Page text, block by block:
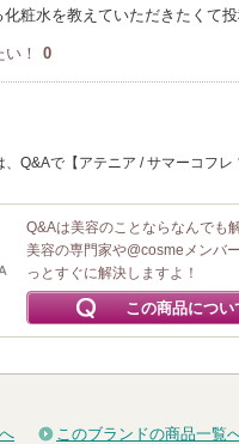
粧水を教えていただきたくて
！ 0
Q&Aで【アテニア / サマーコフ
Q&Aは美容のことならなんでも
美容の専門家や@cosmeメンバ
っとすぐに解決しますよ！
この商品につ
このブランドの商品一覧